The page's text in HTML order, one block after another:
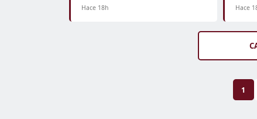
Hace 18h Hace
1